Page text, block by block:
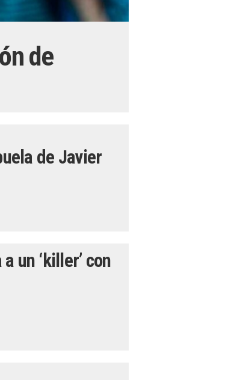
de
de Javier
un ‘killer’ con